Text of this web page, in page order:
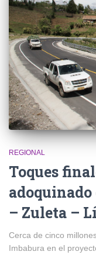
REGIONAL
Toques
adoquinado
– Zuleta –
Cerca de cinco
Imbabura en el